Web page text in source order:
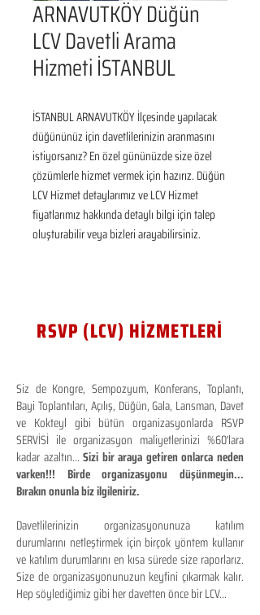
ARNAVUTKÖY Düğün
LCV Davetli Arama
Hizmeti İSTANBUL
İSTANBUL ARNAVUTKÖY İlçesinde yapılacak
düğününüz için davetlilerinizin aranmasını
istiyorsanız? En özel gününüzde size özel
çözümlerle hizmet vermek için hazırız. Düğün
LCV Hizmet detaylarımız ve LCV Hizmet
fiyatlarımız hakkında detaylı bilgi için talep
oluşturabilir veya bizleri arayabilirsiniz.
RSVP (LCV) HİZMETLERİ
Siz de Kongre, Sempozyum, Konferans, Toplantı,
Bayi Toplantıları, Açılış, Düğün, Gala, Lansman, Davet
ve Kokteyl gibi bütün organizasyonlarda RSVP
SERVİSİ ile organizasyon maliyetlerinizi %60'lara
kadar azaltın...Sizi bir araya getiren onlarca neden
varken!!! Birde organizasyonu düşünmeyin...
Bırakın onunla biz ilgileniriz.
Davetlilerinizin organizasyonunuza katılım
durumlarını netleştirmek için birçok yöntem kullanır
ve katılım durumlarını en kısa sürede size raporlarız.
Size de organizasyonunuzun keyfini çıkarmak kalır.
Hep söylediğimiz gibi her davetten önce bir LCV...